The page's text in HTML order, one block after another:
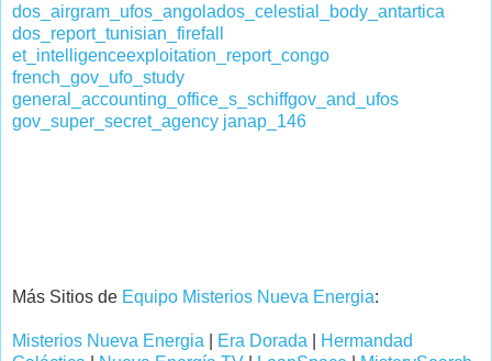
dos_airgram_ufos_angolados_celestial_body_antartica
dos_report_tunisian_firefall
et_intelligenceexploitation_report_congo
french_gov_ufo_study
general_accounting_office_s_schiffgov_and_ufos
gov_super_secret_agency janap_146
Más Sitios de Equipo Misterios Nueva Energia:
Misterios Nueva Energia Era Dorada
Hermandad